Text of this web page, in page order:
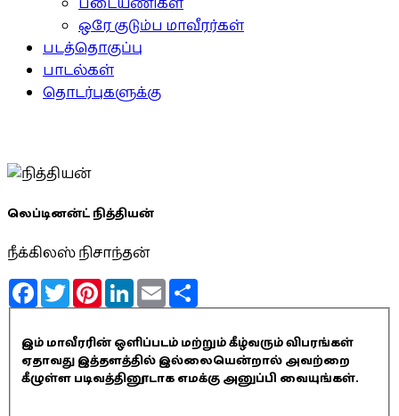
ஒரே குடும்ப மாவீரர்கள்
படத்தொகுப்பு
பாடல்கள்
தொடர்புகளுக்கு
லெப்டினன்ட் நித்தியன்
நீக்கிலஸ் நிசாந்தன்
FacebookTwitterPinterestLinkedInEmail
இம் மாவீரரின் ஒளிப்படம் மற்றும் கீழ்வரும் விபரங்கள்
ஏதாவது இத்தளத்தில் இல்லையென்றால் அவற்றை
கீழுள்ள படிவத்தினூடாக எமக்கு அனுப்பி வையுங்கள்.